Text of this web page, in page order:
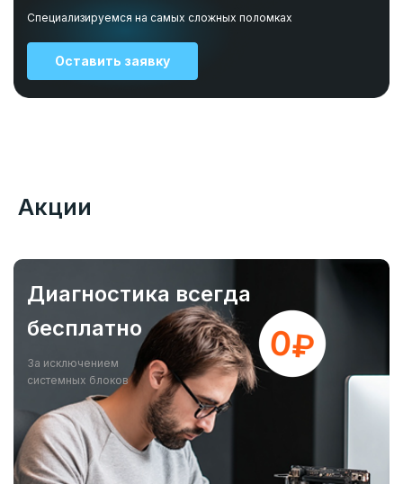
Специализируемся на самых сложных поломках
Оставить заявку
Акции
Диагностика всегда
бесплатно
За исключением
системных блоков